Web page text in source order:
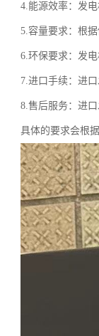
4.能源效率：发
5.容量要求：根
6.环保要求：发
7.进口手续：进
8.售后服务：进
具体的要求会根